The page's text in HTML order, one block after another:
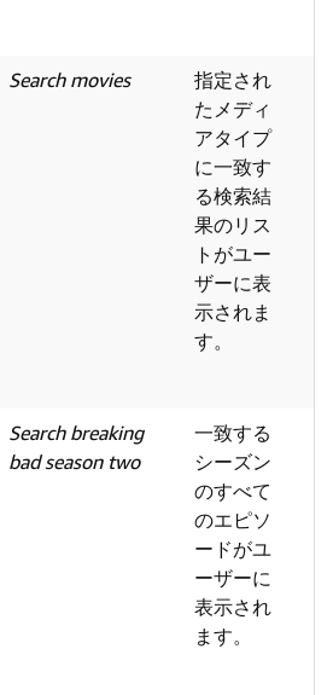
Search movies
指定され
たメディ
アタイプ
に一致す
る検索結
果のリス
トがユー
ザーに表
示されま
す。
Search breaking
bad season two
一致する
シーズン
のすべて
のエピソ
ードがユ
ーザーに
表示され
ます。